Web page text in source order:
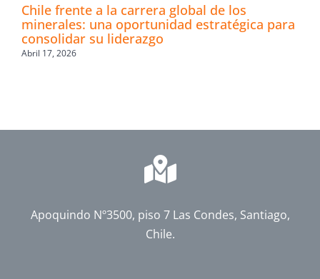
Chile frente a la carrera global de los
minerales: una oportunidad estratégica para
consolidar su liderazgo
Abril 17, 2026
Apoquindo Nº3500, piso 7 Las Condes, Santiago,
Chile.